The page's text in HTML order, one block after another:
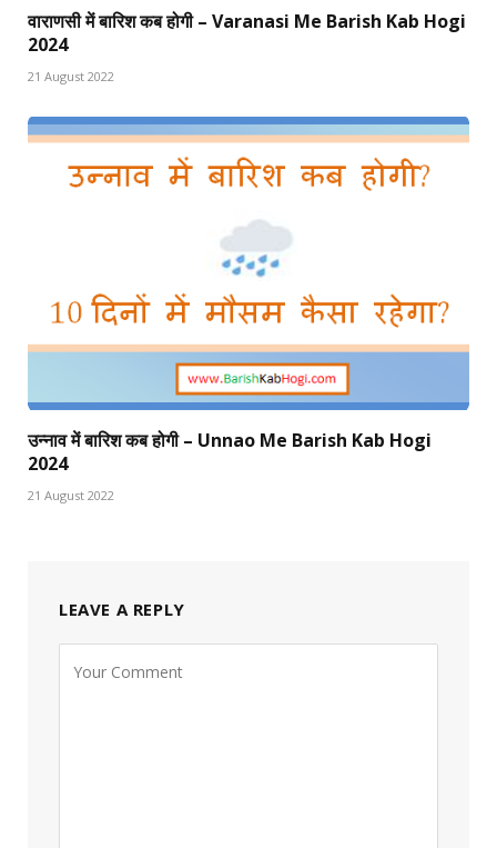
वाराणसी में बारिश कब होगी – Varanasi Me Barish Kab Hogi
2024
21 August 2022
उन्नाव में बारिश कब होगी – Unnao Me Barish Kab Hogi
2024
21 August 2022
LEAVE A REPLY